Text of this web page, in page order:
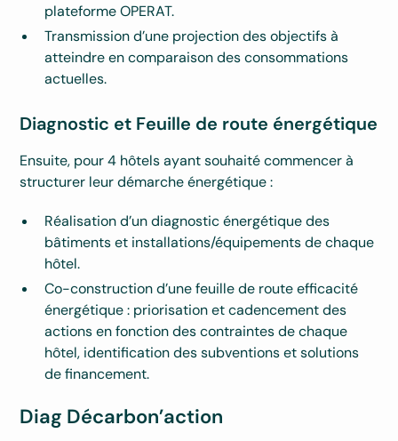
plateforme OPERAT.
Transmission d’une projection des objectifs à
atteindre en comparaison des consommations
actuelles.
Diagnostic et Feuille de route énergétique
Ensuite, pour 4 hôtels ayant souhaité commencer à
structurer leur démarche énergétique :
Réalisation d’un diagnostic énergétique des
bâtiments et installations/équipements de chaque
hôtel.
Co-construction d’une feuille de route efficacité
énergétique : priorisation et cadencement des
actions en fonction des contraintes de chaque
hôtel, identification des subventions et solutions
de financement.
Diag Décarbon’action